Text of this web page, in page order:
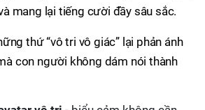
mang lại tiếng cười đầy sâu sắc.
thứ “vô tri vô giác” lại phản ánh
con người không dám nói thành